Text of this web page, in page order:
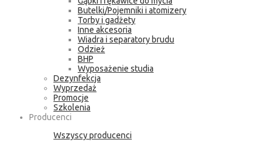
Butelki/Pojemniki i atomizery
Torby i gadżety
Inne akcesoria
Wiadra i separatory brudu
Odzież
BHP
Wyposażenie studia
Dezynfekcja
Wyprzedaż
Promocje
Szkolenia
Producenci
Wszyscy producenci